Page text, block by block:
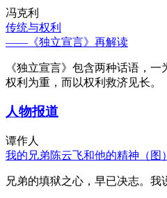
冯克利
传统与权利
——《独立宣言》再解读
《独立宣言》包含两种话语，
权利为重，而以权利救济见长。
人物报道
谭作人
我的兄弟陈云飞和他的精神（图）
兄弟的填狱之心，早已决志。